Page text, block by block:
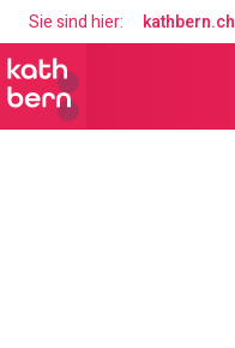
Sie sind hier: kathbern.ch